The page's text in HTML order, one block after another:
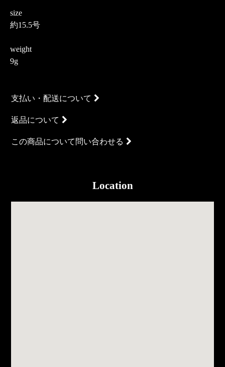
size
約15.5号
weight
9g
支払い・配送について
返品について
この商品について問い合わせる
Location